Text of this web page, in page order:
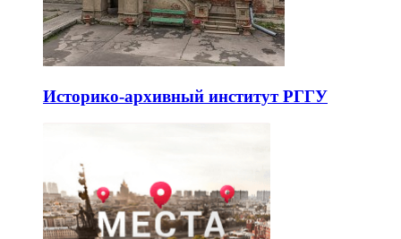
Историко-архивный институт РГГУ